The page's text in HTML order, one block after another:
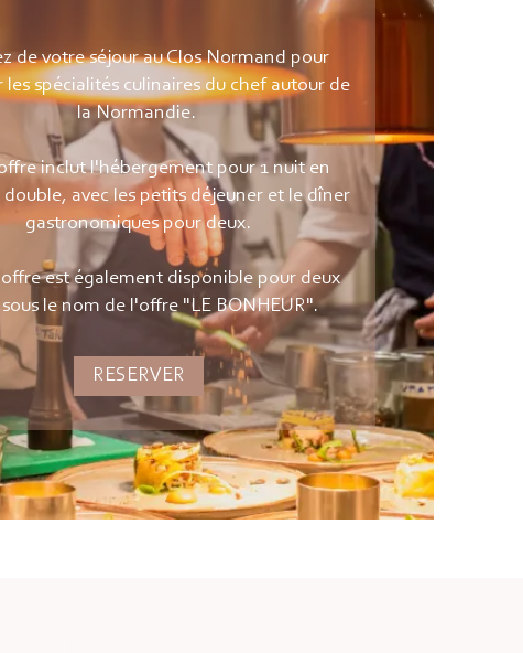
de votre séjour au Clos Normand pour
les spécialités culinaires du chef autour de
la Normandie.
inclut l'hébergement pour 1 nuit en
avec les petits déjeuner et le dîner
gastronomiques pour deux.
est également disponible pour deux
le nom de l'offre "LE BONHEUR".
RESERVER